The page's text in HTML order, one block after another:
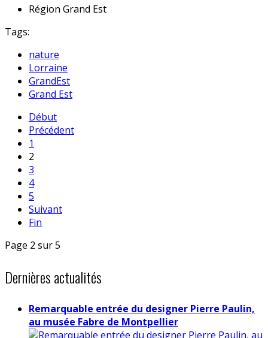
Région Grand Est
Tags:
nature
Lorraine
GrandEst
Grand Est
Début
Précédent
1
2
3
4
5
Suivant
Fin
Page 2 sur 5
Dernières actualités
Remarquable entrée du designer Pierre Paulin,
au musée Fabre de Montpellier